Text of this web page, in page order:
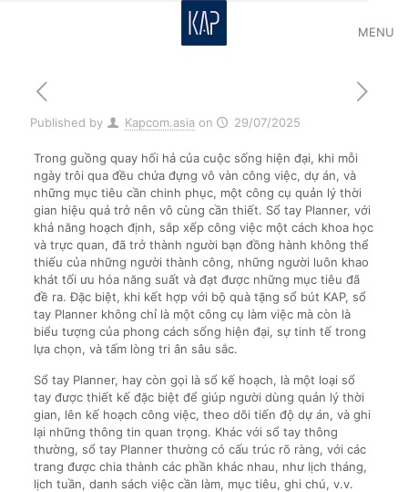
MENU
Published by Kapcom.asia on 29/07/2025
Trong guồng quay hối hả của cuộc sống hiện đại, khi mỗi
ngày trôi qua đều chứa đựng vô vàn công việc, dự án, và
những mục tiêu cần chinh phục, một công cụ quản lý thời
gian hiệu quả trở nên vô cùng cần thiết. Sổ tay Planner, với
khả năng hoạch định, sắp xếp công việc một cách khoa học
và trực quan, đã trở thành người bạn đồng hành không thể
thiếu của những người thành công, những người luôn khao
khát tối ưu hóa năng suất và đạt được những mục tiêu đã
đề ra. Đặc biệt, khi kết hợp với bộ quà tặng sổ bút KAP, sổ
tay Planner không chỉ là một công cụ làm việc mà còn là
biểu tượng của phong cách sống hiện đại, sự tinh tế trong
lựa chọn, và tấm lòng tri ân sâu sắc.
Sổ tay Planner, hay còn gọi là sổ kế hoạch, là một loại sổ
tay được thiết kế đặc biệt để giúp người dùng quản lý thời
gian, lên kế hoạch công việc, theo dõi tiến độ dự án, và ghi
lại những thông tin quan trọng. Khác với sổ tay thông
thường, sổ tay Planner thường có cấu trúc rõ ràng, với các
trang được chia thành các phần khác nhau, như lịch tháng,
lịch tuần, danh sách việc cần làm, mục tiêu, ghi chú, v.v.